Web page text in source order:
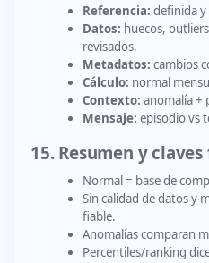
Referencia: definida y
Datos: huecos,
revisados.
Metadatos: cambios
Cálculo: normal
Contexto: anomalía +
Mensaje: episodio vs
15. Resumen y
Normal = base de
Sin calidad de datos y
fiable.
Anomalías comparan
Percentiles/ranking